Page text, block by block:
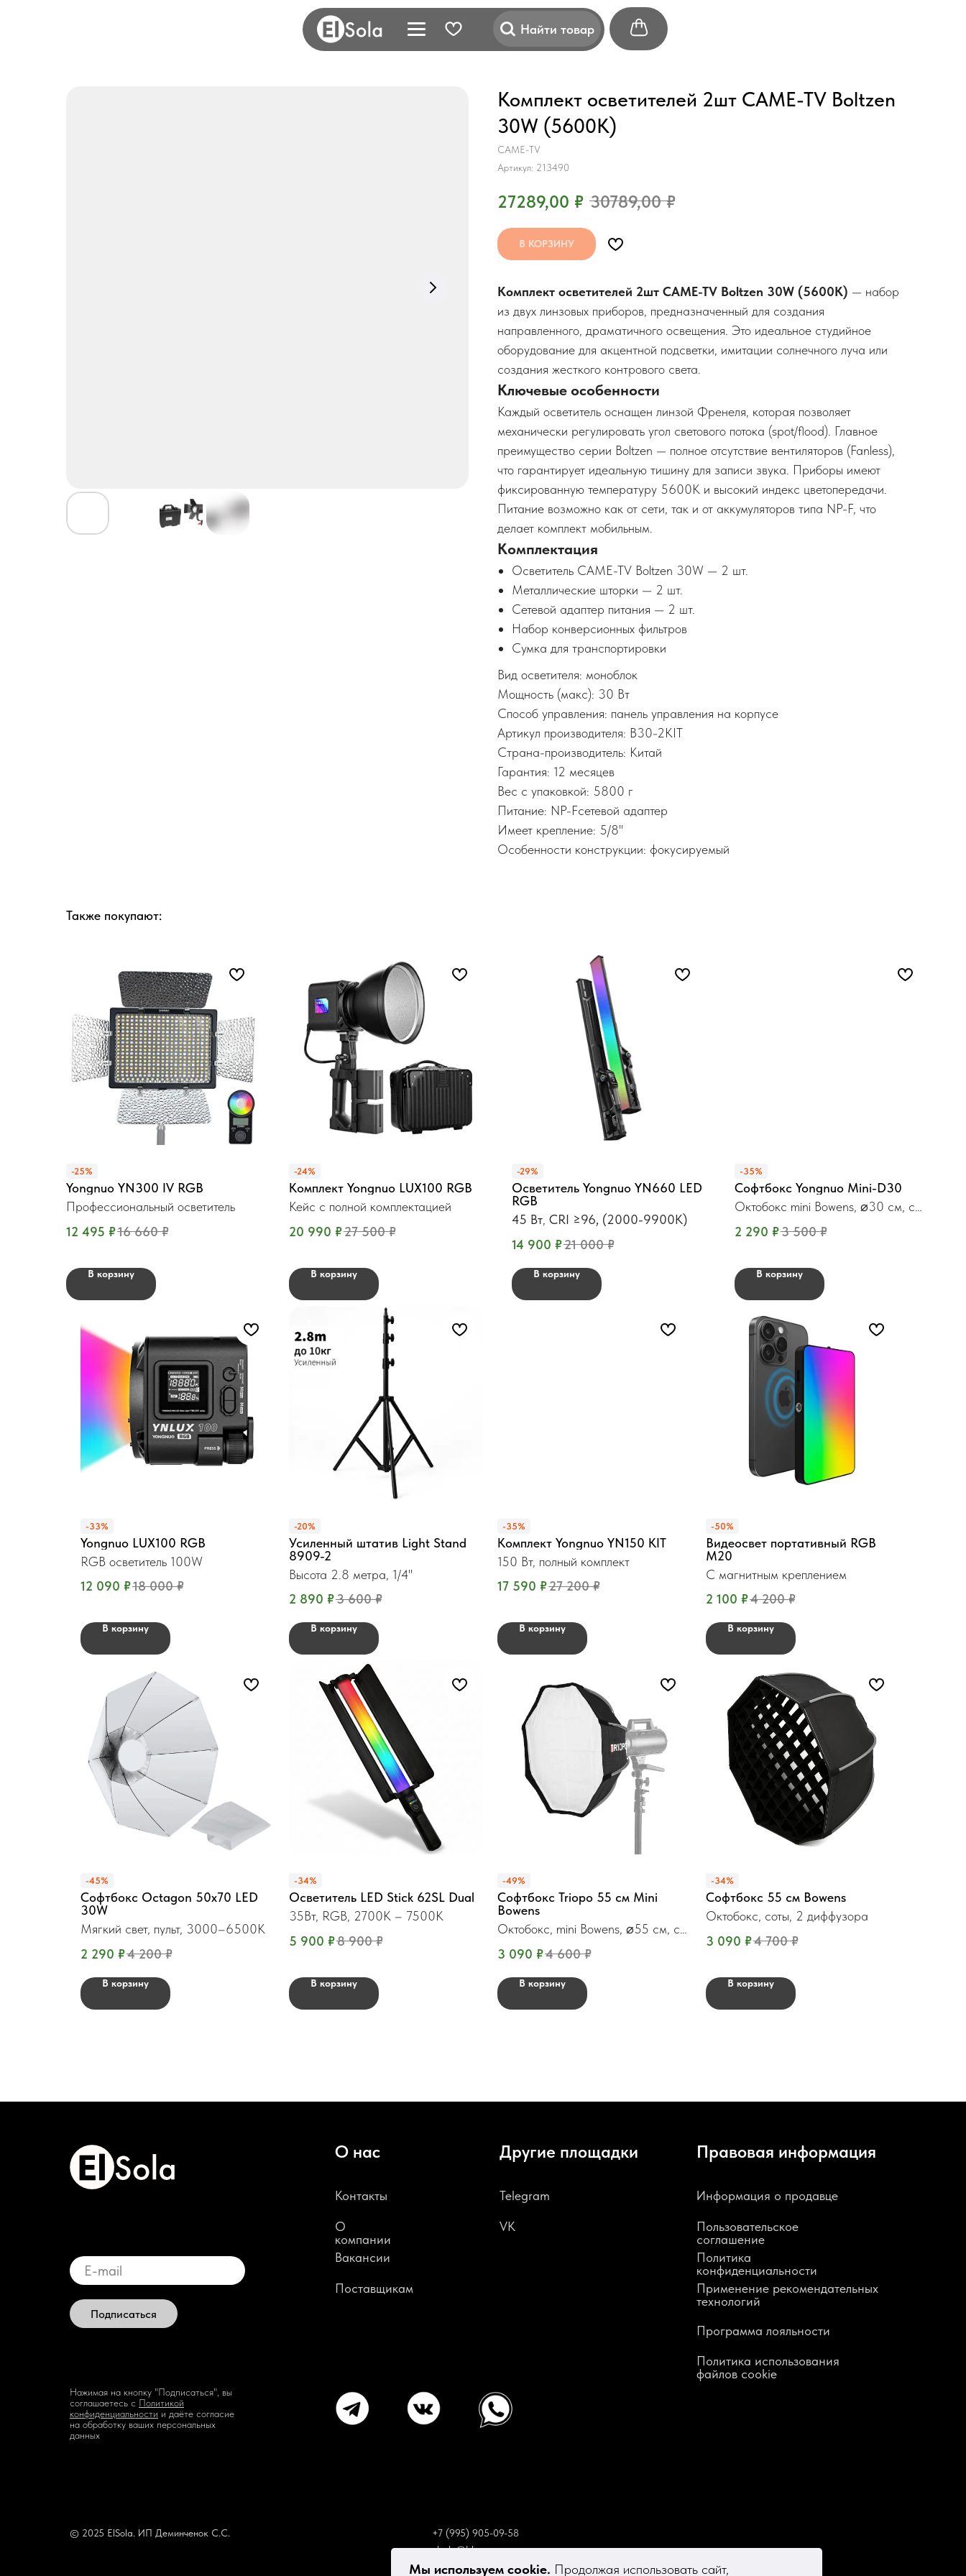
Найти товар
Комплект осветителей 2шт CAME-TV Boltzen
30W (5600K)
CAME-TV
Артикул: 213490
27289,00 ₽ 30789,00 ₽
В КОРЗИНУ
Комплект осветителей 2шт CAME-TV Boltzen 30W (5600K) — набор
из двух линзовых приборов, предназначенный для создания
направленного, драматичного освещения. Это идеальное студийное
оборудование для акцентной подсветки, имитации солнечного луча или
создания жесткого контрового света.
Ключевые особенности
Каждый осветитель оснащен линзой Френеля, которая позволяет
механически регулировать угол светового потока (spot/flood). Главное
преимущество серии Boltzen — полное отсутствие вентиляторов (Fanless),
что гарантирует идеальную тишину для записи звука. Приборы имеют
фиксированную температуру 5600K и высокий индекс цветопередачи.
Питание возможно как от сети, так и от аккумуляторов типа NP-F, что
делает комплект мобильным.
Комплектация
Осветитель CAME-TV Boltzen 30W — 2 шт.
Металлические шторки — 2 шт.
Сетевой адаптер питания — 2 шт.
Набор конверсионных фильтров
Сумка для транспортировки
Вид осветителя: моноблок
Мощность (макс): 30 Вт
Способ управления: панель управления на корпусе
Артикул производителя: B30-2KIT
Страна-производитель: Китай
Гарантия: 12 месяцев
Вес с упаковкой: 5800 г
Питание: NP-Fсетевой адаптер
Имеет крепление: 5/8"
Особенности конструкции: фокусируемый
Также покупают:
-25%
Yongnuo YN300 IV RGB
Профессиональный осветитель
12 495 ₽16 660 ₽
В корзину
-24%
Комплект Yongnuo LUX100 RGB
Кейс с полной комплектацией
20 990 ₽27 500 ₽
В корзину
-29%
Осветитель Yongnuo YN660 LED
RGB
45 Вт CRI ≥96, (2000-9900K)
14 900 ₽21 000 ₽
В корзину
-35%
Софтбокс Yongnuo Mini-D30
Октобокс mini Bowens, ⌀30 см, с
2 290 ₽3 500 ₽
В корзину
-33%
Yongnuo LUX100 RGB
RGB осветитель 100W
12 090 ₽18 000 ₽
В корзину
-20%
Усиленный штатив Light Stand
8909-2
Высота 2.8 метра, 1/4"
2 890 ₽3 600 ₽
В корзину
-35%
Комплект Yongnuo YN150 KIT
150 Вт, полный комплект
17 590 ₽27 200 ₽
В корзину
-50%
Видеосвет портативный RGB
M20
С магнитным креплением
2 100 ₽4 200 ₽
В корзину
-45%
Софтбокс Octagon 50x70 LED
30W
Мягкий свет, пульт, 3000–6500K
2 290 ₽4 200 ₽
В корзину
-34%
Осветитель LED Stick 62SL Dual
35Вт, RGB, 2700K – 7500K
5 900 ₽8 900 ₽
В корзину
-49%
Софтбокс Triopo 55 см Mini
Bowens
Октобокс, mini Bowens, ⌀55 см, с
3 090 ₽4 600 ₽
В корзину
-34%
Софтбокс 55 см Bowens
Октобокс, соты, 2 диффузора
3 090 ₽4 700 ₽
В корзину
Мы используем cookie. Продолжая использовать сайт,
Подписаться
Нажимая на кнопку "Подписаться", вы
соглашаетесь с Политикой
конфиденциальности и даёте согласие
на обработку ваших персональных
данных
Пользовательское
соглашение
Политика
конфиденциальности
Программа лояльности
Политика использования
файлов cookie
elsola@bk.ru
Применение рекомендательных
технологий
Информация о продавце
Контакты
© 2025 ElSola. ИП Деминченок С.С.
Поставщикам
Вакансии
О
компании
Telegram
VK
Правовая информация
О нас Другие площадки
+7 (995) 905-09-58